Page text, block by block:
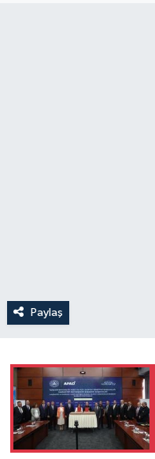
Paylaş
Sürmanşet
Teknoloji
Yaşam